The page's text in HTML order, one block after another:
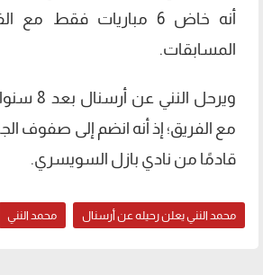
أنه خاض 6 مباريات فقط
المسابقات.
ويرحل
قادمًا من نادي بازل السويسري.
محمد النني يعلن رحيله عن أرسنال محمد النني